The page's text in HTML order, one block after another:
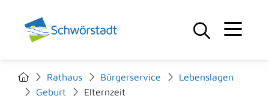
Rathaus Bürgerservice
Lebenslagen
Geburt
Elternzeit